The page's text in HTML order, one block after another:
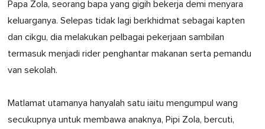
Papa Zola, seorang bapa yang gigih bekerja demi menyara
keluarganya. Selepas tidak lagi berkhidmat sebagai kapten
dan cikgu, dia melakukan pelbagai pekerjaan sambilan
termasuk menjadi rider penghantar makanan serta pemandu
van sekolah.
Matlamat utamanya hanyalah satu iaitu mengumpul wang
secukupnya untuk membawa anaknya, Pipi Zola, bercuti,